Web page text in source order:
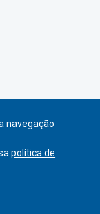
navegação
política de
de